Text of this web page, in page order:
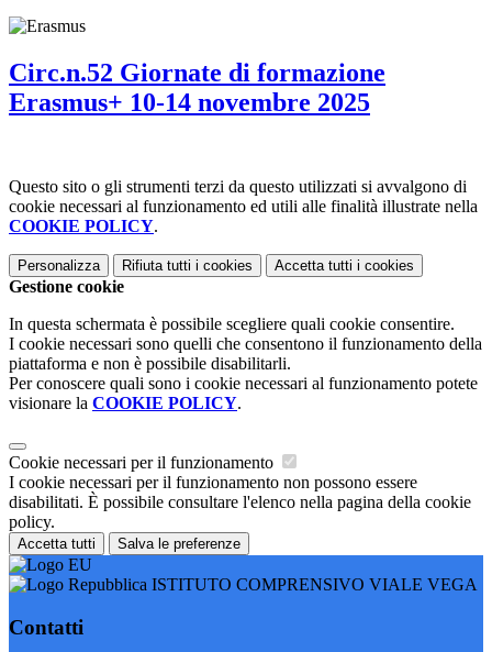
Circ.n.52 Giornate di formazione
Erasmus+ 10-14 novembre 2025
Questo sito o gli strumenti terzi da questo utilizzati si avvalgono di
cookie necessari al funzionamento ed utili alle finalità illustrate nella
COOKIE POLICY.
Personalizza Rifiuta tutti i cookies Accetta tutti i cookies
Gestione cookie
In questa schermata è possibile scegliere quali cookie consentire.
I cookie necessari sono quelli che consentono il funzionamento della
piattaforma e non è possibile disabilitarli.
Per conoscere quali sono i cookie necessari al funzionamento potete
visionare la COOKIE POLICY.
Cookie necessari per il funzionamento
I cookie necessari per il funzionamento non possono essere
disabilitati. È possibile consultare l'elenco nella pagina della cookie
policy.
Accetta tutti Salva le preferenze
ISTITUTO COMPRENSIVO VIALE VEGA
Contatti